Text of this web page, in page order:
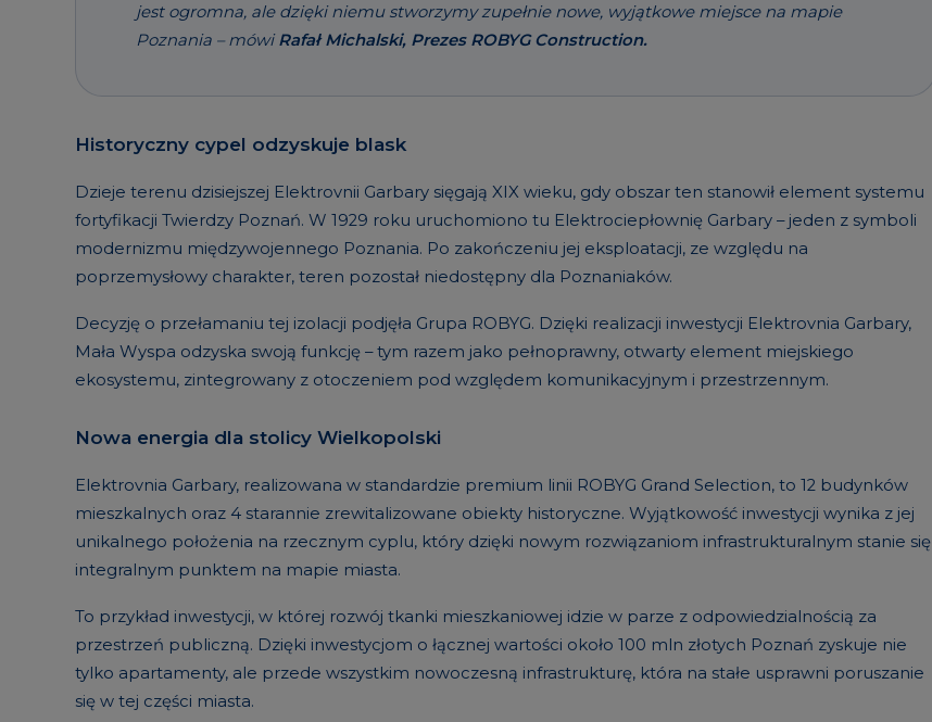
jest ogromna, ale dzięki niemu stworzymy zupełnie nowe, wyjątkowe miejsce na mapie
Poznania – mówiRafał Michalski, Prezes ROBYG Construction.
Historyczny cypel odzyskuje blask
Dzieje terenu dzisiejszej Elektrovnii Garbary sięgają XIX wieku, gdy obszar ten stanowił element systemu
fortyfikacji Twierdzy Poznań. W 1929 roku uruchomiono tu Elektrociepłownię Garbary – jeden z symboli
modernizmu międzywojennego Poznania. Po zakończeniu jej eksploatacji, ze względu na
poprzemysłowy charakter, teren pozostał niedostępny dla Poznaniaków.
Decyzję o przełamaniu tej izolacji podjęła Grupa ROBYG. Dzięki realizacji inwestycji Elektrovnia Garbary,
Mała Wyspa odzyska swoją funkcję – tym razem jako pełnoprawny, otwarty element miejskiego
ekosystemu, zintegrowany z otoczeniem pod względem komunikacyjnym i przestrzennym.
Nowa energia dla stolicy Wielkopolski
Elektrovnia Garbary, realizowana w standardzie premium linii ROBYG Grand Selection, to 12 budynków
mieszkalnych oraz 4 starannie zrewitalizowane obiekty historyczne. Wyjątkowość inwestycji wynika z jej
unikalnego położenia na rzecznym cyplu, który dzięki nowym rozwiązaniom infrastrukturalnym stanie się
integralnym punktem na mapie miasta.
To przykład inwestycji, w której rozwój tkanki mieszkaniowej idzie w parze z odpowiedzialnością za
przestrzeń publiczną. Dzięki inwestycjom o łącznej wartości około 100 mln złotych Poznań zyskuje nie
tylko apartamenty, ale przede wszystkim nowoczesną infrastrukturę, która na stałe usprawni poruszanie
się w tej części miasta.